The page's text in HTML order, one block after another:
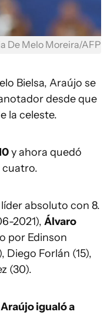
De Melo Moreira/AFP
Bielsa, Araújo se
desde que
la celeste.
y ahora quedó
cuatro.
absoluto con 8.
2021), Álvaro
por Edinson
Diego Forlán (15),
(30).
Araújo igualó a